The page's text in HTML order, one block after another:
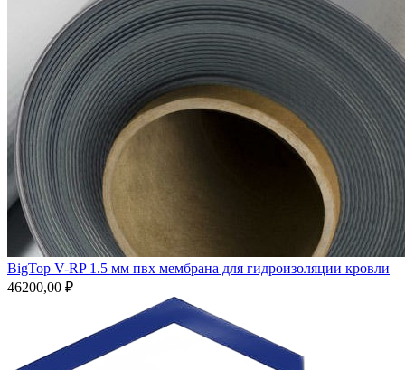
BigTop V-RP 1.5 мм пвх мембрана для гидроизоляции кровли
46200,00 ₽